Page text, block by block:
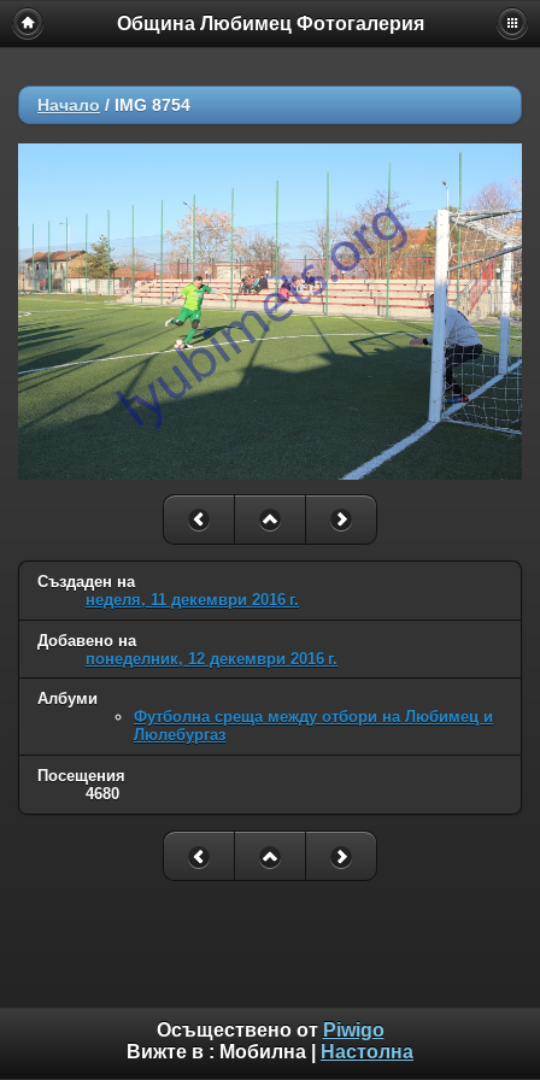
Община Любимец Фотогалерия
Начало / IMG 8754
Създаден на
неделя, 11 декември 2016 г.
Добавено на
понеделник, 12 декември 2016 г.
Албуми
Футболна среща между отбори на Любимец и
Люлебургаз
Посещения
4680
Осъществено от Piwigo
Вижте в : Мобилна Настолна